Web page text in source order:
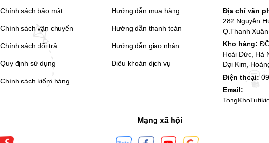
Chính sách bảo mật
Chính sách vận chuyển
Chính sách đổi trả
Quy định sử dụng
Chính sách kiểm hàng
Hướng dẫn mua hàng
Hướng dẫn thanh toán
Hướng dẫn giao nhận
Điều khoản dịch vụ
Địa chỉ văn
282 Nguyễn
Q.Thanh
Kho hàng:
Hoài Đức, Hà
Đại Kim,
Điện thoại:
Email:
Mạng xã hội